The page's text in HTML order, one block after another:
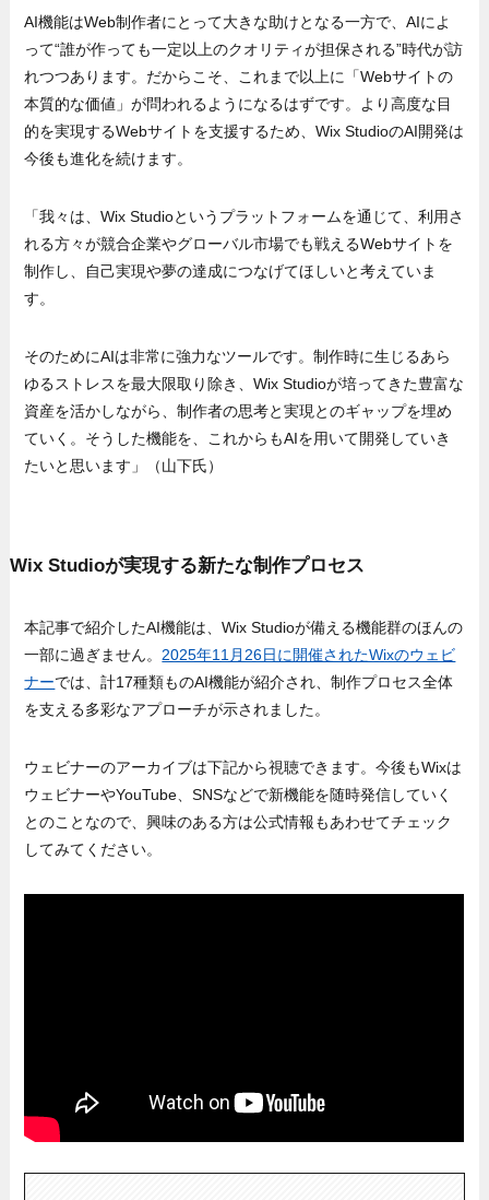
AI機能はWeb制作者にとって大きな助けとなる一方で、AIによ
って“誰が作っても一定以上のクオリティが担保される”時代が訪
れつつあります。だからこそ、これまで以上に「Webサイトの
本質的な価値」が問われるようになるはずです。より高度な目
的を実現するWebサイトを支援するため、Wix StudioのAI開発は
今後も進化を続けます。
「我々は、Wix Studioというプラットフォームを通じて、利用さ
れる方々が競合企業やグローバル市場でも戦えるWebサイトを
制作し、自己実現や夢の達成につなげてほしいと考えていま
す。
そのためにAIは非常に強力なツールです。制作時に生じるあら
ゆるストレスを最大限取り除き、Wix Studioが培ってきた豊富な
資産を活かしながら、制作者の思考と実現とのギャップを埋め
ていく。そうした機能を、これからもAIを用いて開発していき
たいと思います」（山下氏）
Wix Studioが実現する新たな制作プロセス
本記事で紹介したAI機能は、Wix Studioが備える機能群のほんの
一部に過ぎません。2025年11月26日に開催されたWixのウェビ
ナーでは、計17種類ものAI機能が紹介され、制作プロセス全体
を支える多彩なアプローチが示されました。
ウェビナーのアーカイブは下記から視聴できます。今後もWixは
ウェビナーやYouTube、SNSなどで新機能を随時発信していく
とのことなので、興味のある方は公式情報もあわせてチェック
してみてください。